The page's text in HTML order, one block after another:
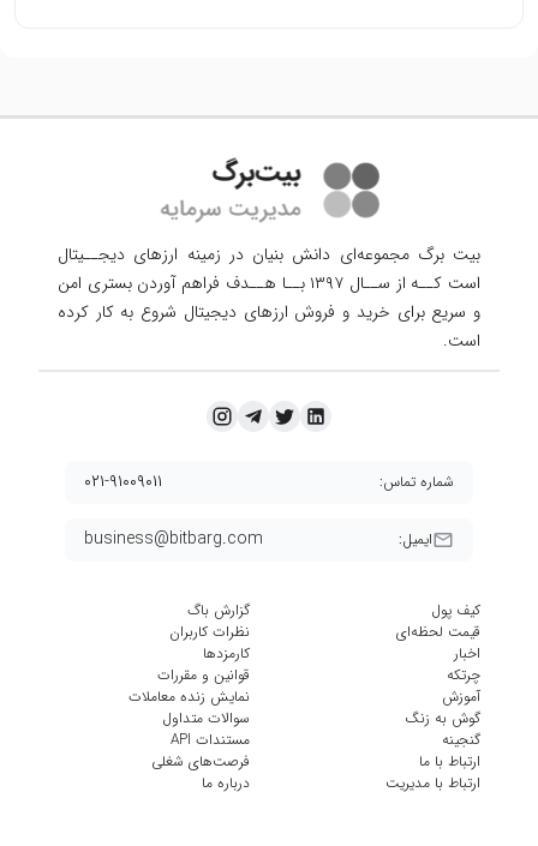
بیت برگ مجموعه‌ای دانش بنیان در زمینه ارزهای دیجــیتال
است کــه از ســال ۱۳۹۷ بــا هــدف فراهم آوردن
بستری امن
و سریع برای خرید و فروش ارزهای دیجیتال شروع به کار کرده
است.
ایمیل: business@bitbarg.com
شماره تماس: ۰۲۱-۹۱۰۰۹۰۱۱
کیف پول
قیمت لحظه‌ای
اخبار
چرتکه
آموزش
گوش به زنگ
گنجینه
ارتباط با ما
ارتباط با مدیریت
گزارش باگ
نظرات کاربران
کارمزد‌ها
قوانین و مقررات
نمایش زنده معاملات
سوالات متداول
مستندات API
فرصت‌های شغلی
درباره ما